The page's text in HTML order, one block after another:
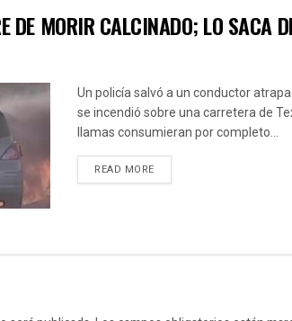
DE MORIR CALCINADO; LO SACA
Un policía salvó a un conductor
se incendió sobre una carretera de
llamas consumieran por completo...
READ MORE